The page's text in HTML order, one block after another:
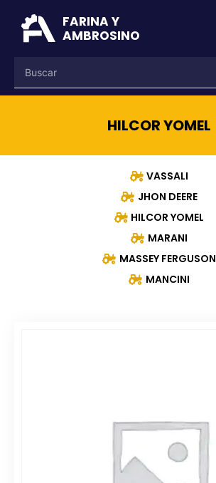
FARINA Y
AMBROSINO
HILCOR YOMEL
VASSALI
JHON DEERE
HILCOR YOMEL
MARANI
MASSEY FERGUSON
MANCINI